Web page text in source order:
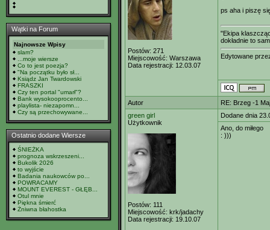
Wątki na Forum
Najnowsze Wpisy
slam?
...moje wiersze
Co to jest poezja?
"Na początku było sł...
Ksiądz Jan Twardowski
FRASZKI
Czy ten portal "umarł"?
Bank wysokooprocento...
playlista- niezapomn...
Czy są przechowywane...
Ostatnio dodane Wiersze
ŚNIEŻKA
prognoza wskrzeszeni...
Bukolik 2026
to wyjście
Badania naukowców po...
POWRACAMY
MOUNT EVEREST - GŁĘB...
Otul mnie
Piękna śmierć
Żniwna błahostka
Postów: 271
Miejscowość: Warszawa
Data rejestracji: 12.03.07
ps aha i piszę
"Ekipa
dokładnie to
Edytowane
Autor
RE: Brzeg -1
green girl
Użytkownik
Postów: 111
Miejscowość: krk/jadachy
Data rejestracji: 19.10.07
Dodane dnia
Ano, do miłego
: )))